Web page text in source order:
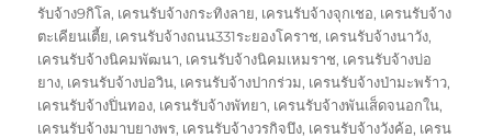
รับจ้าง9กิโล, เครนรับจ้างกระทิงลาย, เครนรับจ้างจุกเชอ, เครนรับจ้าง
ตะเคียนเตี้ย, เครนรับจ้างถนน331ระยองโคราช, เครนรับจ้างนาวัง,
เครนรับจ้างนิคมพัฒนา, เครนรับจ้างนิคมเหมราช, เครนรับจ้างบ่อ
ยาง, เครนรับจ้างบ่อวิน, เครนรับจ้างปากร่วม, เครนรับจ้างป่ามะพร้าว,
เครนรับจ้างปิ่นทอง, เครนรับจ้างพัทยา, เครนรับจ้างพันเส็ดจนอกใน,
เครนรับจ้างมาบยางพร, เครนรับจ้างวรกิจบึง, เครนรับจ้างวังค้อ, เครน